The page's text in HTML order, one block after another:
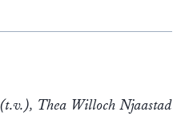
Thea Willoch Njaastad